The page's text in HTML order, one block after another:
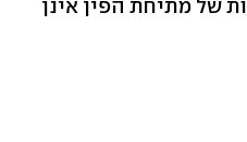
של מתיחת הפין אינן